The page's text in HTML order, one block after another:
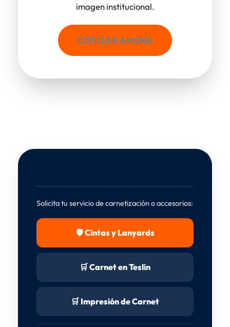
imagen institucional.
COTIZAR AHORA
Solicita tu servicio de carnetización o accesorios:
🛡️ Cintas y Lanyards
🛒 Carnet en Teslin
🛒 Impresión de Carnet